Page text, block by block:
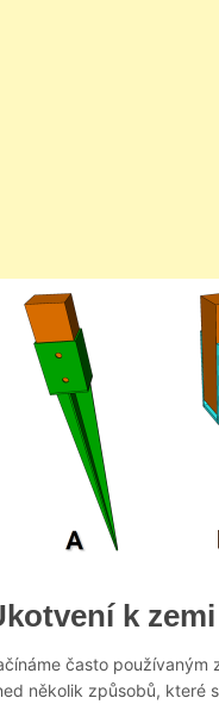
k zemi
často používaným
několik způsobů, které